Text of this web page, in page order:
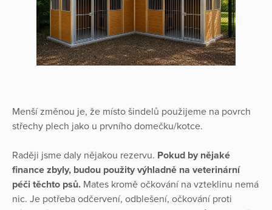
Menší změnou je, že místo šindelů použijeme na povrch
střechy plech jako u prvního domečku/kotce.
Raději jsme daly nějakou rezervu. Pokud by nějaké
finance zbyly, budou použity výhladně na veterinární
péči těchto psů. Mates kromě očkování na vzteklinu nemá
nic. Je potřeba odčervení, odblešení, očkování proti